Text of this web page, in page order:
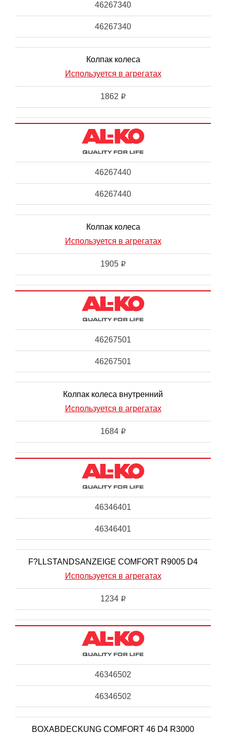
46267340
46267340
Колпак колеса
Используется в агрегатах
1862 i
46267440
46267440
Колпак колеса
Используется в агрегатах
1905 i
46267501
46267501
Колпак колеса внутренний
Используется в агрегатах
1684 i
46346401
46346401
F?LLSTANDSANZEIGE COMFORT R9005 D4
Используется в агрегатах
1234 i
46346502
46346502
BOXABDECKUNG COMFORT 46 D4 R3000